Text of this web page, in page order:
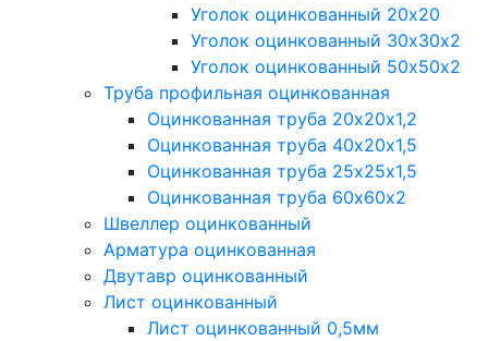
Уголок оцинкованный 20х20
Уголок оцинкованный 30х30х2
Уголок оцинкованный 50х50х2
Труба профильная оцинкованная
Оцинкованная труба 20х20х1,2
Оцинкованная труба 40х20х1,5
Оцинкованная труба 25х25х1,5
Оцинкованная труба 60х60х2
Швеллер оцинкованный
Арматура оцинкованная
Двутавр оцинкованный
Лист оцинкованный
Лист оцинкованный 0,5мм